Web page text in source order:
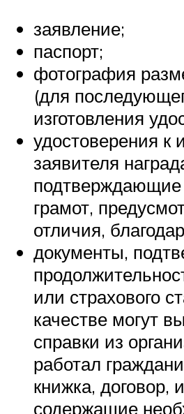
заявление;
паспорт;
фотография
(для
изготовления
удостоверения
заявителя
подтверждающие
грамот,
отличия,
документы,
или страхового
качестве могут
справки из
работал
книжка, договор,
содержащие